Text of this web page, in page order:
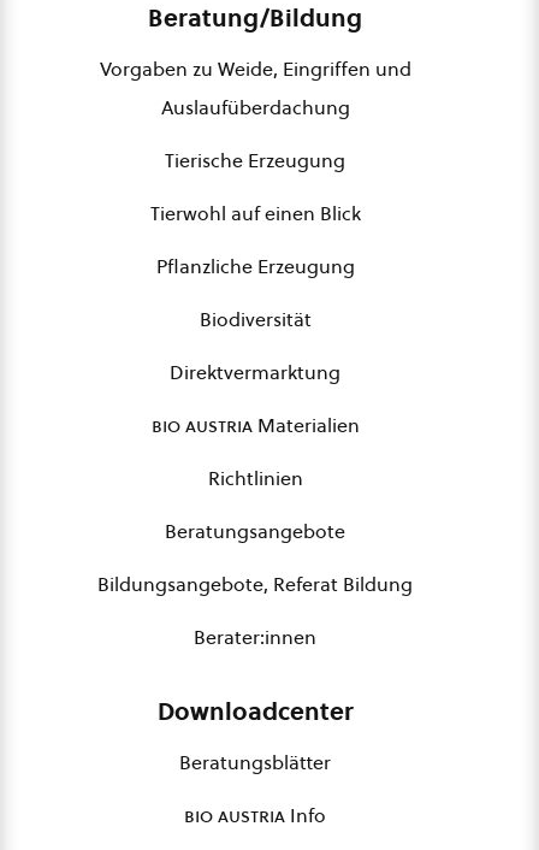
Beratung/Bildung
Vorgaben zu Weide, Eingriffen und
Auslaufüberdachung
Tierische Erzeugung
Tierwohl auf einen Blick
Pflanzliche Erzeugung
Biodiversität
Direktvermarktung
bio austriaMaterialien
Richtlinien
Beratungsangebote
Bildungsangebote, Referat Bildung
Berater:innen
Downloadcenter
Beratungsblätter
bio austria Info